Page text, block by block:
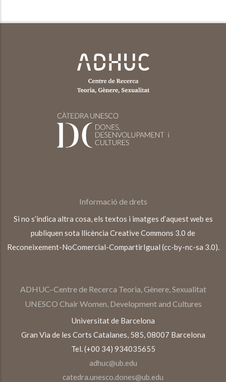
Informació de drets
Si no s’indica altra cosa, els textos i imatges d’aquest web es
publiquen sota llicència Creative Commons 3.0 de
Reconeixement-NoComercial-CompartirIgual (cc-by-nc-sa 3.0).
ADHUC–Centre de Recerca Teoria, Gènere, Sexualitat
UNESCO Chair Women, Development and Cultures
Universitat de Barcelona
Gran Via de les Corts Catalanes, 585, 08007 Barcelona
Tel. (+00 34) 934035655
adhuc@ub.edu
catedra.unesco.dones@ub.edu